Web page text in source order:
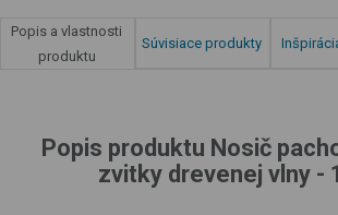
Popis a vlastnosti
produktu
Súvisiace produkty
Popis produktu Nosič
zvitky drevenej vlny -